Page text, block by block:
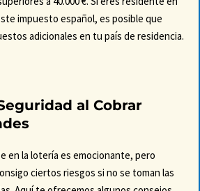
impuesto español, es posible que
adicionales en tu país de residencia.
al Cobrar
en la lotería es emocionante, pero
ciertos riesgos si no se toman las